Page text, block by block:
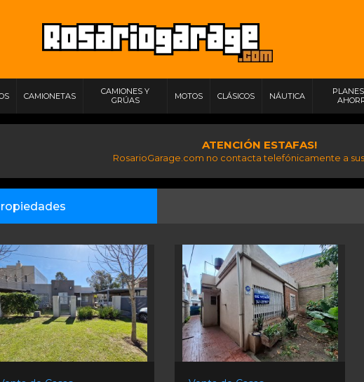
CAMIONETAS
CAMIONES Y
GRÚAS
MOTOS CLÁSICOS NÁUTICA
ATENCIÓN ESTAFAS!
RosarioGarage.com no contacta telefónicamente a sus